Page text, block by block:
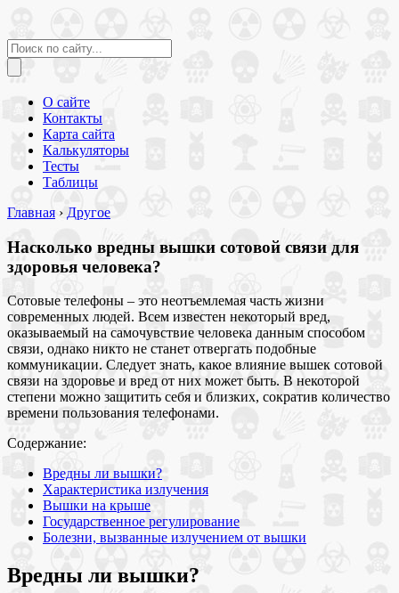
О сайте
Контакты
Карта сайта
Калькуляторы
Тесты
Таблицы
Главная › Другое
Насколько вредны вышки сотовой связи для
здоровья человека?
Сотовые телефоны – это неотъемлемая часть жизни
современных людей. Всем известен некоторый вред,
оказываемый на самочувствие человека данным способом
связи, однако никто не станет отвергать подобные
коммуникации. Следует знать, какое влияние вышек сотовой
связи на здоровье и вред от них может быть. В некоторой
степени можно защитить себя и близких, сократив количество
времени пользования телефонами.
Содержание:
Вредны ли вышки?
Характеристика излучения
Вышки на крыше
Государственное регулирование
Болезни, вызванные излучением от вышки
Вредны ли вышки?